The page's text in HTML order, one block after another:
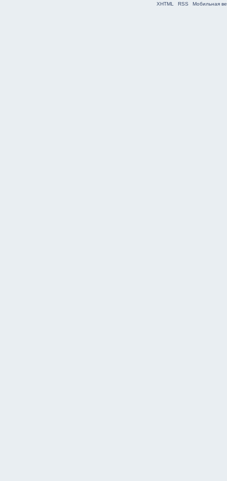
XHTML
RSS Мобильная